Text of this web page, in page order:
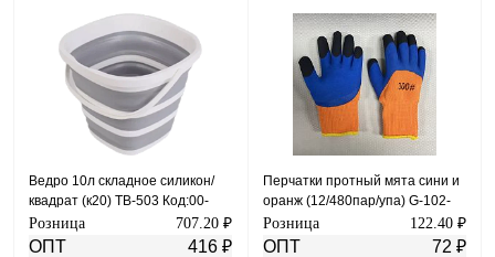
Ведро 10л складное силикон/
квадрат (к20) ТВ-503 Код:00-
00002789
Розница 707.20 ₽
ОПТ 416 ₽
Перчатки протный мята сини и
оранж (12/480пар/упа) G-102-
480
Розница 122.40 ₽
ОПТ 72 ₽